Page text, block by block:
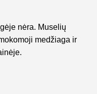
nėra. Muselių
medžiaga ir